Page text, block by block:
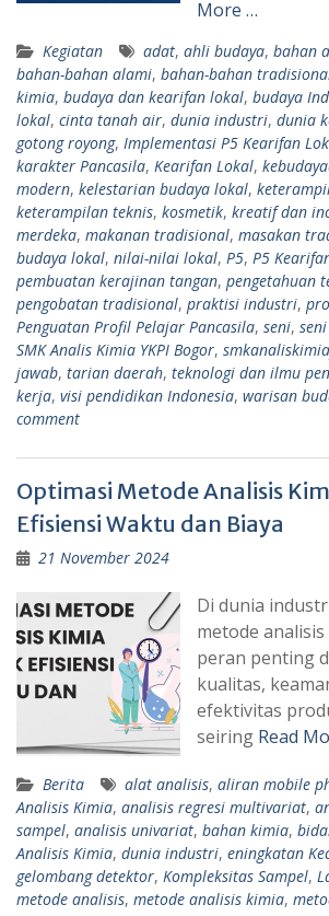
More …
Kegiatan adat, ahli budaya, bahan
bahan-bahan alami, bahan-bahan
kimia, budaya dan kearifan lokal, budaya
lokal, cinta tanah air, dunia industri, dunia
gotong royong, Implementasi P5 Kearifan
karakter Pancasila, Kearifan Lokal,
modern, kelestarian budaya lokal,
keterampilan teknis, kosmetik, kreatif dan
merdeka, makanan tradisional, masakan
budaya lokal, nilai-nilai lokal, P5, P5
pembuatan kerajinan tangan, pengetahuan
pengobatan tradisional, praktisi industri,
Penguatan Profil Pelajar Pancasila, seni,
SMK Analis Kimia YKPI Bogor,
jawab, tarian daerah, teknologi dan ilmu
kerja, visi pendidikan Indonesia, warisan
comment
Optimasi Metode Analisis
Efisiensi Waktu dan Biaya
21 November 2024
Di dunia
metode
peran penting
kualitas,
efektivitas
seiring Read
Berita alat analisis, aliran mobile
Analisis Kimia, analisis regresi multivariat,
sampel, analisis univariat, bahan kimia,
Analisis Kimia, dunia industri, eningkatan
gelombang detektor, Kompleksitas Sampel,
metode analisis, metode analisis kimia,